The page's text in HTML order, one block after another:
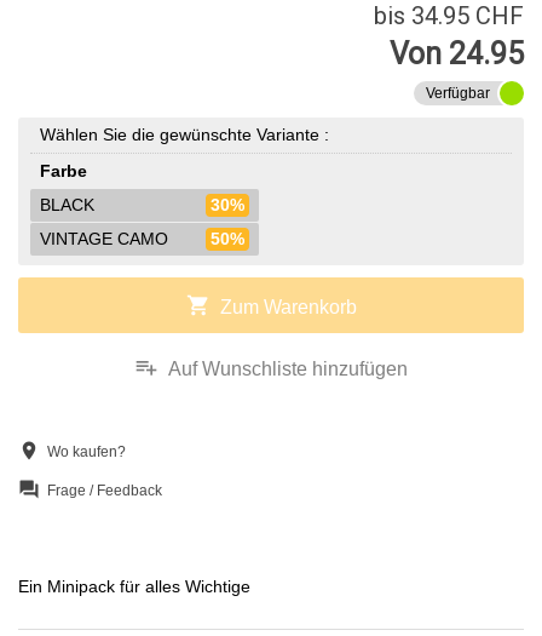
bis 34.95 CHF
Von 24.95
Verfügbar
Wählen Sie die gewünschte Variante :
Farbe
BLACK
30%
VINTAGE CAMO
50%
shopping_cart Zum Warenkorb
playlist_add Auf Wunschliste hinzufügen
location_on Wo kaufen?
question_answer Frage / Feedback
Ein Minipack für alles Wichtige